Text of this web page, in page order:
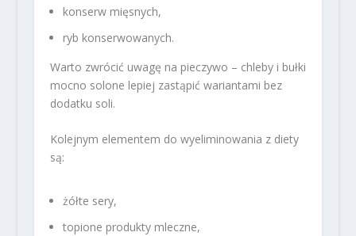
konserw mięsnych,
ryb konserwowanych.
Warto zwrócić uwagę na pieczywo – chleby i bułki
mocno solone lepiej zastąpić wariantami bez
dodatku soli.
Kolejnym elementem do wyeliminowania z diety
są:
żółte sery,
topione produkty mleczne,